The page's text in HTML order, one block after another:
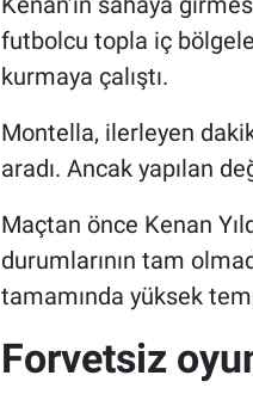
futbolcu topla iç
kurmaya çalıştı.
Montella, ilerleyen
aradı. Ancak yapılan
Maçtan önce Kenan
durumlarının tam
tamamında yüksek
Forvetsiz